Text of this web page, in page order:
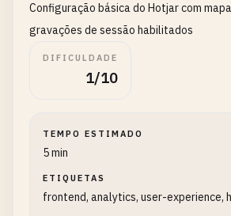
Configuração básica do Hotjar com
gravações de sessão habilitados
DIFICULDADE
1/10
TEMPO ESTIMADO
5 min
ETIQUETAS
frontend, analytics, user-experience,